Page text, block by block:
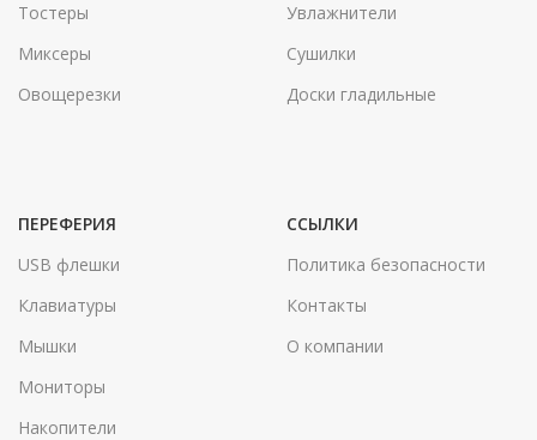
Тостеры
Миксеры
Овощерезки
Увлажнители
Сушилки
Доски гладильные
ПЕРЕФЕРИЯ
USB флешки
Клавиатуры
Мышки
Мониторы
Накопители
ССЫЛКИ
Политика безопасности
Контакты
О компании